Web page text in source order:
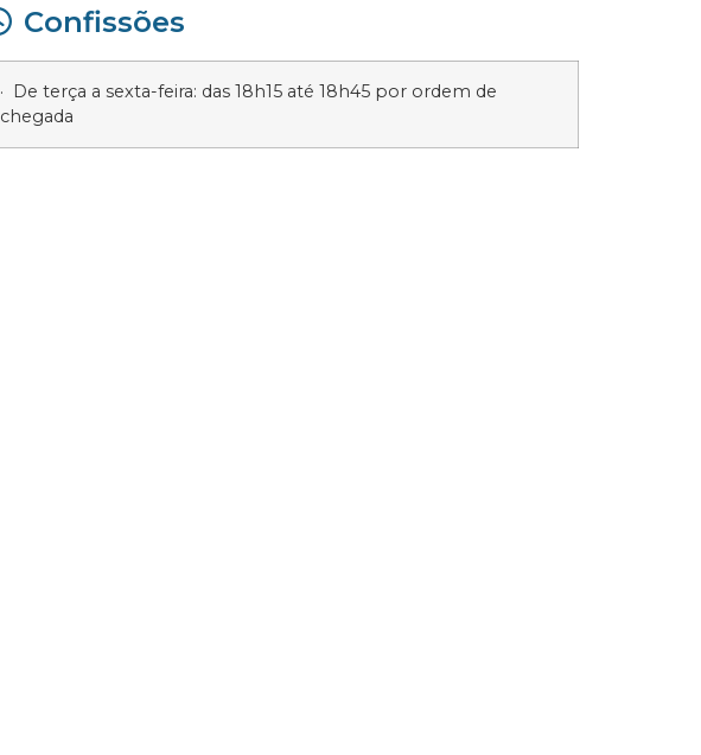
Confissões
· De terça a sexta-feira: das 18h15 até 18h45 por ordem de
chegada